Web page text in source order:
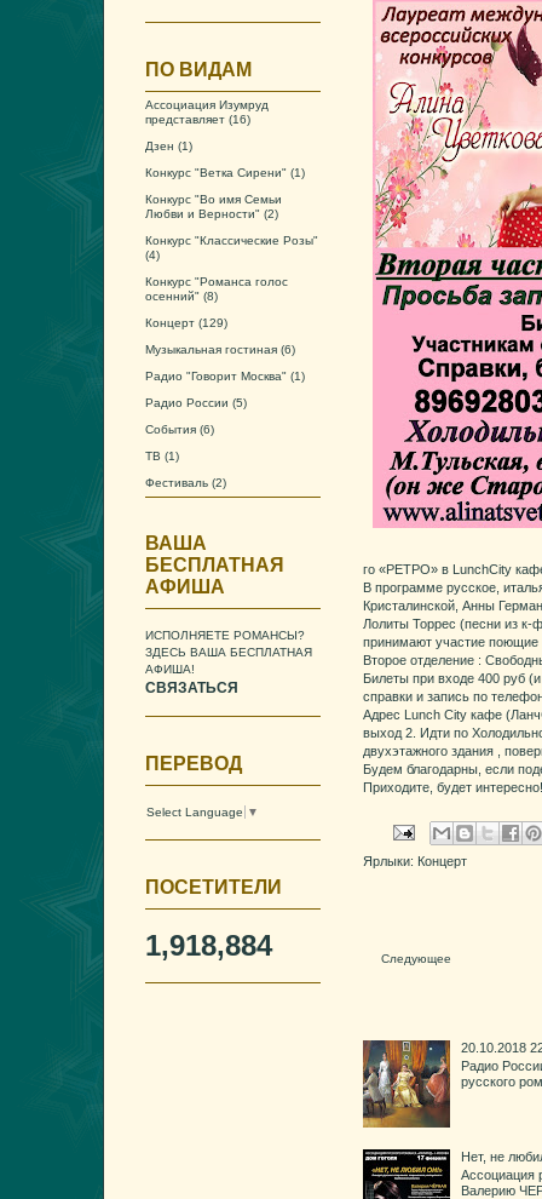
го «РЕТРО» в LunchCity
В программе русское,
Кристалинской, Анны
Лолиты Торрес (песни из
принимают участие поющие
Второе отделение :
Билеты при входе 400 руб
справки и запись по
Адрес Lunch City кафе
выход 2. Идти по
двухэтажного здания ,
Будем благодарны, если
Приходите, будет интересно!
Ярлыки: Концерт
Следующее
20.10.2018
Радио
русского
Нет, не
Ассоциация
Валерию
ПО ВИДАМ
Ассоциация Изумруд
представляет (16)
Дзен (1)
Конкурс "Ветка Сирени" (1)
Конкурс "Во имя Семьи
Любви и Верности" (2)
Конкурс "Классические Розы"
(4)
Конкурс "Романса голос
осенний" (8)
Концерт (129)
Музыкальная гостиная (6)
Радио "Говорит Москва" (1)
Радио России (5)
События (6)
ТВ (1)
Фестиваль (2)
ВАША
БЕСПЛАТНАЯ
АФИША
ИСПОЛНЯЕТЕ РОМАНСЫ?
ЗДЕСЬ ВАША БЕСПЛАТНАЯ
АФИША!
СВЯЗАТЬСЯ
ПЕРЕВОД
Select Language ▼
ПОСЕТИТЕЛИ
1,918,884